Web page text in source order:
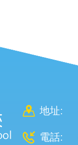
地址:
電話: